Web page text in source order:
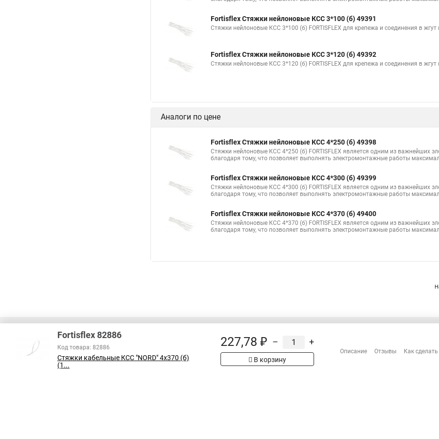
Что такое пластиковые стяжки Хомуты стяжки пластиковые размеры Стяжки для
Безгалогенная стяжка что это Саморезы для маяков для стяжки Саморезы для маяков
Кабельная стяжка под винт Прайс цен на стяжку
Стяжки металлическия для кабеля Купить кабельный стяжка Купить кабельный
Fortisflex Стяжки нейлоновые КСС 3*100 (б) 49391
Стяжки нейлоновые КСС 3*100 (б) FORTISFLEX для крепежа и соединения в жгут
Fortisflex Стяжки нейлоновые КСС 3*120 (б) 49392
Стяжки нейлоновые КСС 3*120 (б) FORTISFLEX для крепежа и соединения в жгут
Аналоги по цене
Fortisflex Стяжки нейлоновые КСС 4*250 (б) 49398
Стяжки нейлоновые КСС 4*250 (б) FORTISFLEX является одним из важнейших
благодаря тому, что позволяет выполнять электромонтажные работы
Fortisflex Стяжки нейлоновые КСС 4*300 (б) 49399
Стяжки нейлоновые КСС 4*300 (б) FORTISFLEX является одним из важнейших
благодаря тому, что позволяет выполнять электромонтажные работы
Fortisflex Стяжки нейлоновые КСС 4*370 (б) 49400
Стяжки нейлоновые КСС 4*370 (б) FORTISFLEX является одним из важнейших
благодаря тому, что позволяет выполнять электромонтажные работы
В соответствии с пунктом 2 статьи 437 ГК РФ, вся информация о товарах на сайте имеет
справочный характер и не является публичной офертой. При покупке проверяйте товар
Сотрудничество
Fortisflex 82886
Код товара: 82886
Стяжки кабельные КСС "NORD" 4х370 (б)
(1...
227,78 ₽ – +
В корзину
Описание Отзывы Как сделать